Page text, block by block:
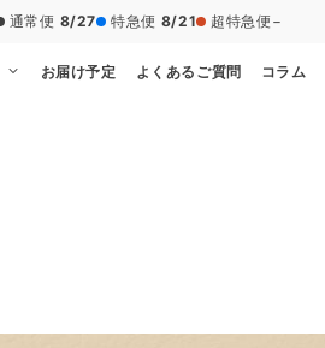
通常便 8/27 特急便 8/21 超特急便 −
お届け予定 よくあるご質問 コラム